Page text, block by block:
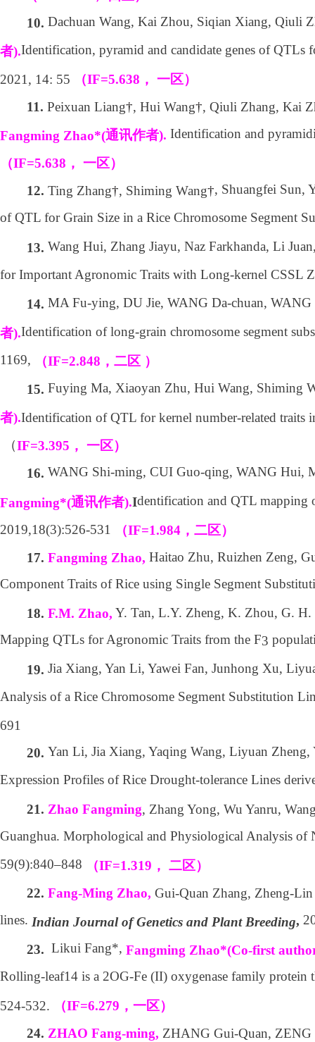
10. Dachuan Wang, Kai Zhou, Siqian Xiang, Qiuli
者).Identification, pyramid and candidate genes of QTLs
2021, 14: 55
（IF=5.638 ， 一区）
11. Peixuan Liang†, Hui Wang†, Qiuli Zhang, Kai
Fangming Zhao*(通讯作者). Identification and
（IF=5.638 ， 一区）
12. Ting Zhang†, Shiming Wang†, Shuangfei Sun,
of QTL for Grain Size in a Rice Chromosome Segment
13. Wang Hui, Zhang Jiayu, Naz Farkhanda, Li
for Important Agronomic Traits with Long-kernel CSSL
14. MA Fu-ying, DU Jie, WANG Da-chuan,
者).Identification of long-grain chromosome segment
1169,
（IF=2.848 ，二区 ）
15. Fuying Ma, Xiaoyan Zhu, Hui Wang, Shiming
者).Identification of QTL for kernel number-related traits
（IF=3.395 ， 一区）
16. WANG Shi-ming, CUI Guo-qing, WANG Hui,
Fangming*(通讯作者).Identification and QTL mapping
2019,18(3):526-531
（IF=1.984 ，二区）
17. Fangming Zhao, Haitao Zhu, Ruizhen Zeng,
Component Traits of Rice using Single Segment
18. F.M. Zhao, Y. Tan, L.Y. Zheng, K. Zhou, G.
Mapping QTLs for Agronomic Traits from the F3
19. Jia Xiang, Yan Li, Yawei Fan, Junhong Xu,
Analysis of a Rice Chromosome Segment Substitution
691
20. Yan Li, Jia Xiang, Yaqing Wang, Liyuan
Expression Profiles of Rice Drought-tolerance Lines
21. Zhao Fangming, Zhang Yong, Wu Yanru,
Guanghua. Morphological and Physiological Analysis
59(9):840–848
（IF=1.319 ， 二区）
22. Fang-Ming Zhao, Gui-Quan Zhang, Zheng-Lin
lines. Indian Journal of Genetics and Plant Breeding,
23. Likui Fang*, Fangming Zhao*(Co-first
Rolling-leaf14 is a 2OG-Fe (II) oxygenase family
524-532.
（IF=6.279 ，一区）
24. ZHAO Fang-ming, ZHANG Gui-Quan, ZENG